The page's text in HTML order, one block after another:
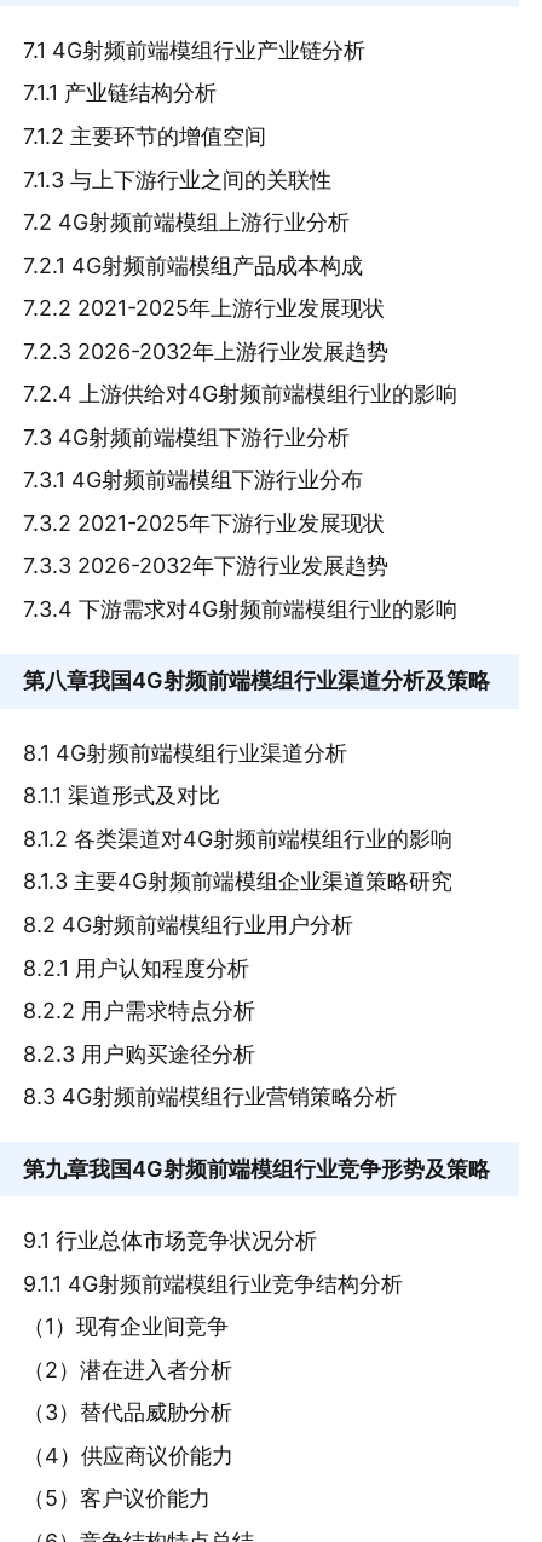
7.1 4G射频前端模组行业产业链分析
7.1.1 产业链结构分析
7.1.2 主要环节的增值空间
7.1.3 与上下游行业之间的关联性
7.2 4G射频前端模组上游行业分析
7.2.1 4G射频前端模组产品成本构成
7.2.2 2021-2025年上游行业发展现状
7.2.3 2026-2032年上游行业发展趋势
7.2.4 上游供给对4G射频前端模组行业的影响
7.3 4G射频前端模组下游行业分析
7.3.1 4G射频前端模组下游行业分布
7.3.2 2021-2025年下游行业发展现状
7.3.3 2026-2032年下游行业发展趋势
7.3.4 下游需求对4G射频前端模组行业的影响
第八章我国4G射频前端模组行业渠道分析及策略
8.1 4G射频前端模组行业渠道分析
8.1.1 渠道形式及对比
8.1.2 各类渠道对4G射频前端模组行业的影响
8.1.3 主要4G射频前端模组企业渠道策略研究
8.2 4G射频前端模组行业用户分析
8.2.1 用户认知程度分析
8.2.2 用户需求特点分析
8.2.3 用户购买途径分析
8.3 4G射频前端模组行业营销策略分析
第九章我国4G射频前端模组行业竞争形势及策略
9.1 行业总体市场竞争状况分析
9.1.1 4G射频前端模组行业竞争结构分析
（1）现有企业间竞争
（2）潜在进入者分析
（3）替代品威胁分析
（4）供应商议价能力
（5）客户议价能力